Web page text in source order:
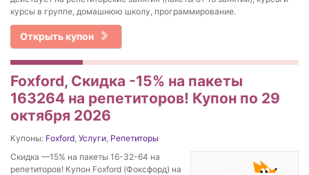
курсы в группе, домашнюю школу, программирование.
Открыть купон
Foxford, Скидка -15% на пакеты
163264 на репетиторов! Купон по 29
октября 2026
Купоны: Foxford, Услуги, Репетиторы
Скидка —15% на пакеты 16-32-64 на
репетиторов! Купон Foxford (Фоксфорд) на